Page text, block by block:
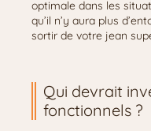
optimale dans les
qu’il n’y aura plus
sortir de votre jean
Qui devrait
fonctionnels ?